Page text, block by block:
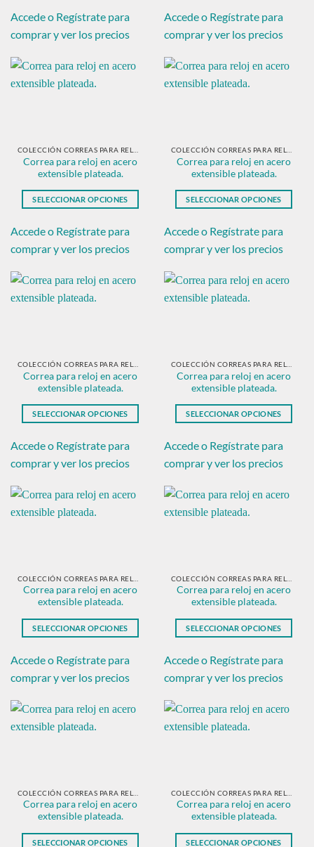
producto
tiene
variantes.
Las
opciones
en
la
página
de
producto
Accede o Regístrate para
comprar y ver los precios
producto
tiene
variantes.
Las
opciones
en
la
página
de
producto
Accede o Regístrate para
comprar y ver los precios
Correa para reloj en acero
extensible plateada.
SELECCIONAR OPCIONES
producto
tiene
variantes.
Las
opciones
en
la
página
de
producto
Accede o Regístrate para
comprar y ver los precios
Correa para reloj en acero
extensible plateada.
SELECCIONAR OPCIONES
producto
tiene
variantes.
Las
opciones
en
la
página
de
producto
Accede o Regístrate para
comprar y ver los precios
Correa para reloj en acero
extensible plateada.
SELECCIONAR OPCIONES
producto
tiene
variantes.
Las
opciones
en
la
página
de
producto
Accede o Regístrate para
comprar y ver los precios
Correa para reloj en acero
extensible plateada.
SELECCIONAR OPCIONES
producto
tiene
variantes.
Las
opciones
en
la
página
de
producto
Accede o Regístrate para
comprar y ver los precios
Correa para reloj en acero
extensible plateada.
SELECCIONAR OPCIONES
producto
tiene
variantes.
Las
opciones
en
la
página
de
Accede o Regístrate para
comprar y ver los precios
Correa para reloj en acero
extensible plateada.
SELECCIONAR OPCIONES
producto
tiene
variantes.
Las
opciones
en
la
página
de
Accede o Regístrate para
comprar y ver los precios
Correa para reloj en acero
extensible plateada.
SELECCIONAR OPCIONES
Correa para reloj en acero
extensible plateada.
SELECCIONAR OPCIONES